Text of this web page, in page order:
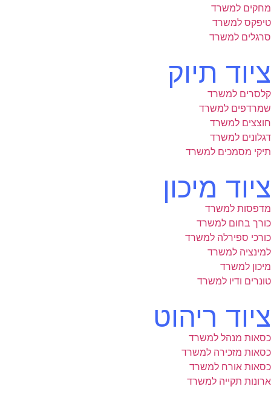
מחקים למשרד
טיפקס למשרד
סרגלים למשרד
ציוד תיוק
קלסרים למשרד
שמרדפים למשרד
חוצצים למשרד
דגלונים למשרד
תיקי מסמכים למשרד
ציוד מיכון
מדפסות למשרד
כורך בחום למשרד
כורכי ספירלה למשרד
למינציה למשרד
מיכון למשרד
טונרים ודיו למשרד
ציוד ריהוט
כסאות מנהל למשרד
כסאות מזכירה למשרד
כסאות אורח למשרד
ארונות תקייה למשרד